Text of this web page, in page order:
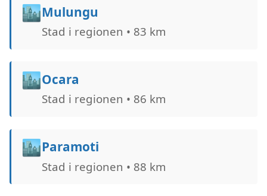
🏙️Mulungu
Stad i regionen • 83 km
🏙️Ocara
Stad i regionen • 86 km
🏙️Paramoti
Stad i regionen • 88 km